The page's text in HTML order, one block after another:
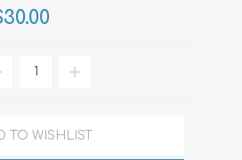
TO WISHLIST